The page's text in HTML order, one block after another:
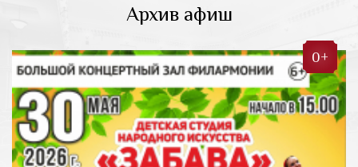
Архив афиш
0+